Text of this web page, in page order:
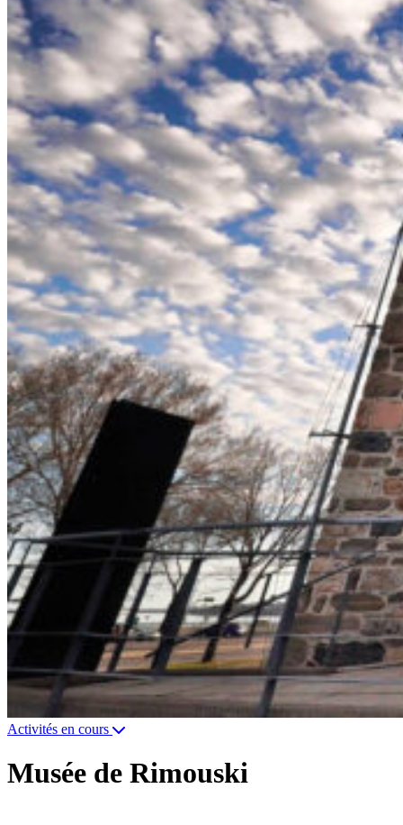
Activités en cours
Musée de Rimouski